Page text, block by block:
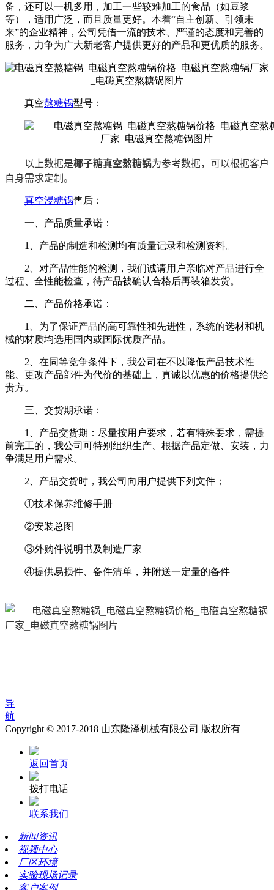
备，还可以一机多用，加工一些较难加工的食品（如豆浆
等），适用广泛，而且质量更好。本着“自主创新、引领未
来”的企业精神，公司凭借一流的技术、严谨的态度和完善的
服务，力争为广大新老客户提供更好的产品和更优质的服务。
真空熬糖锅型号：
以上数据是椰子糖真空熬糖锅为参考数据，可以根据客户
自身需求定制。
真空浸糖锅售后：
一、产品质量承诺：
1、产品的制造和检测均有质量记录和检测资料。
2、对产品性能的检测，我们诚请用户亲临对产品进行全
过程、全性能检查，待产品被确认合格后再装箱发货。
二、产品价格承诺：
1、为了保证产品的高可靠性和先进性，系统的选材和机
械的材质均选用国内或国际优质产品。
2、在同等竞争条件下，我公司在不以降低产品技术性
能、更改产品部件为代价的基础上，真诚以优惠的价格提供给
贵方。
三、交货期承诺：
1、产品交货期：尽量按用户要求，若有特殊要求，需提
前完工的，我公司可特别组织生产、根据产品定做、安装，力
争满足用户需求。
2、产品交货时，我公司向用户提供下列文件；
①技术保养维修手册
②安装总图
③外购件说明书及制造厂家
④提供易损件、备件清单，并附送一定量的备件
导
航
Copyright © 2017-2018 山东隆泽机械有限公司 版权所有
返回首页
拨打电话
联系我们
新闻资讯
视频中心
厂区环境
实验现场记录
客户案例